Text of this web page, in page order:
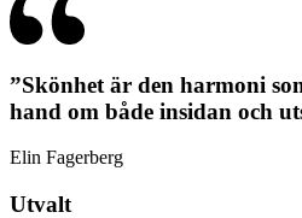
”Skönhet är den harmoni
hand om både insidan och
Elin Fagerberg
Utvalt